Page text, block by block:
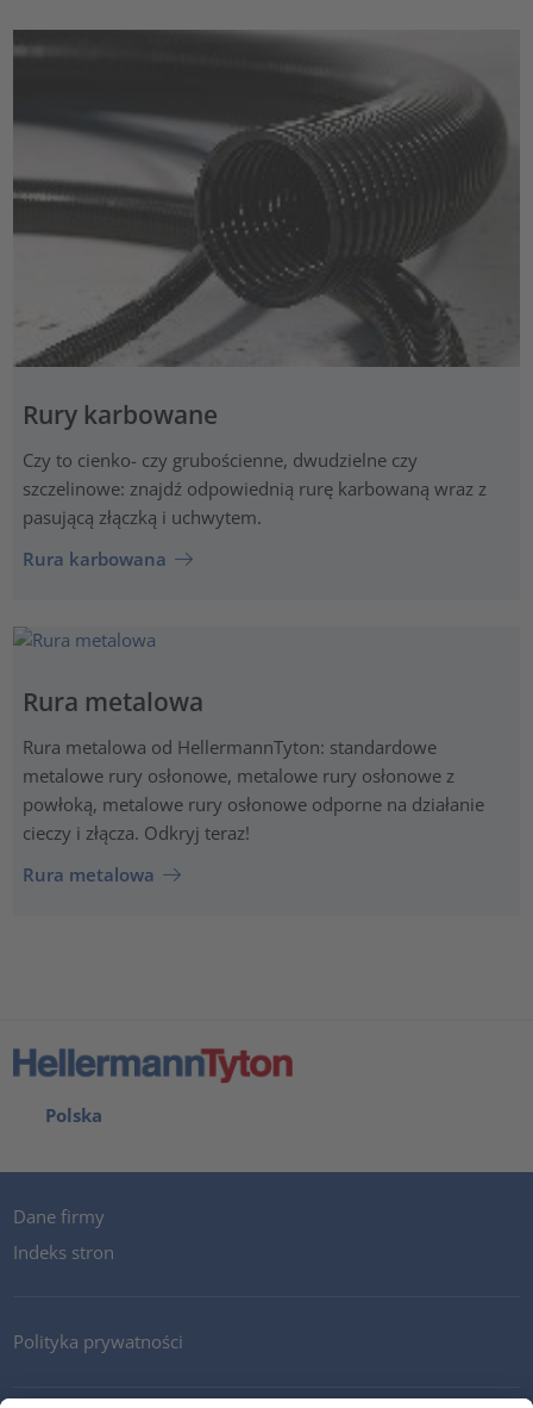
Rury karbowane
Czy to cienko- czy grubościenne, dwudzielne czy
szczelinowe: znajdź odpowiednią rurę karbowaną wraz z
pasującą złączką i uchwytem.
Rura karbowana
Rura metalowa
Rura metalowa od HellermannTyton: standardowe
metalowe rury osłonowe, metalowe rury osłonowe z
powłoką, metalowe rury osłonowe odporne na działanie
cieczy i złącza. Odkryj teraz!
Rura metalowa
Polska
Dane firmy
Indeks stron
Polityka prywatności